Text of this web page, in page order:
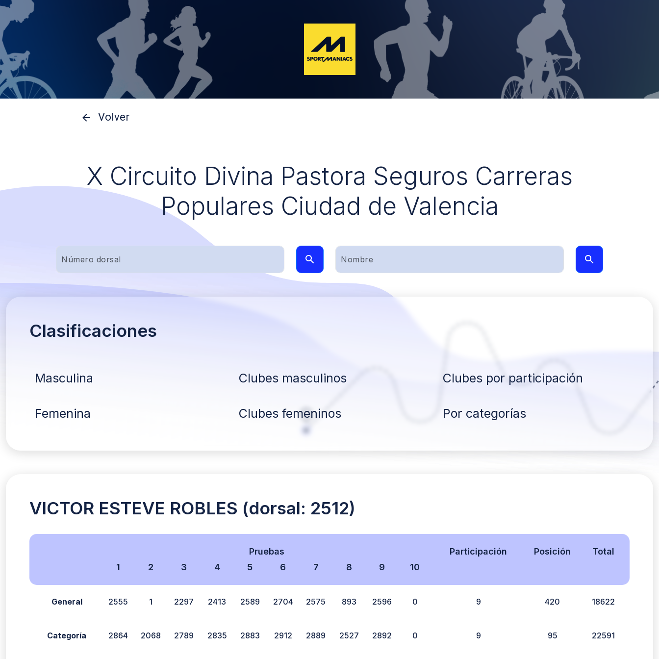
Volver
X Circuito Divina Pastora Seguros Carreras
Populares Ciudad de Valencia
Clasificaciones
Masculina Clubes masculinos Clubes por participación
Femenina Clubes femeninos Por categorías
VICTOR ESTEVE ROBLES (dorsal: 2512)
Pruebas
1
2 3 4 5 6 7 8 9 10
Participación Posición Total
General 2555 1 2297 2413 2589 2704 2575 893 2596 0 9 420 18622
Categoría 2864 2068 2789 2835 2883 2912 2889 2527 2892 0 9 95 22591